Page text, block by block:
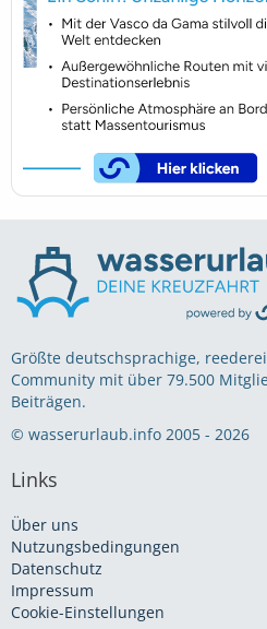
Größte deutschsprachige,
Community mit über 79.500
Beiträgen.
© wasserurlaub.info 2005 - 2026
Links
Über uns
Nutzungsbedingungen
Datenschutz
Impressum
Cookie-Einstellungen